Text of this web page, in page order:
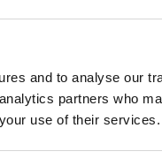
and to analyse our
partners who
use of their services.